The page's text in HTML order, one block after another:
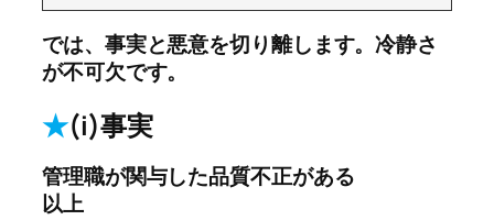
では、事実と悪意を切り離します。冷静さ
が不可欠です。
★(i)事実
管理職が関与した品質不正がある
以上